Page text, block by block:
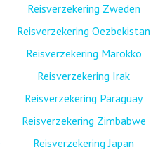
Reisverzekering Zweden
Reisverzekering Oezbekistan
Reisverzekering Marokko
Reisverzekering Irak
Reisverzekering Paraguay
Reisverzekering Zimbabwe
Reisverzekering Japan